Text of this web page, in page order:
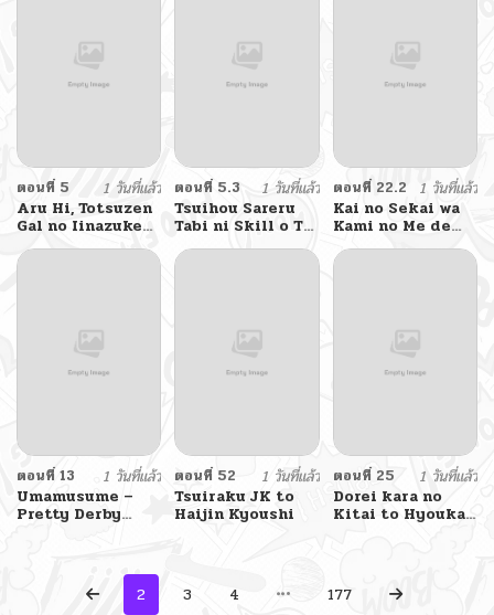
ตอนที่ 5
1 วันที่แล้ว
Aru Hi, Totsuzen
Gal no Iinazuke
ga Dekita
ตอนที่ 5.3
1 วันที่แล้ว
Tsuihou Sareru
Tabi ni Skill o Te
ni Ireta Ore ga,
100 no Isekai de
ตอนที่ 22.2
1 วันที่แล้ว
Kai no Sekai wa
Kami no Me de
irodzuku ~Ore
dake mieru
ตอนที่ 13
1 วันที่แล้ว
Umamusume –
Pretty Derby
ตอนที่ 52
1 วันที่แล้ว
Tsuiraku JK to
Haijin Kyoushi
ตอนที่ 25
1 วันที่แล้ว
Dorei kara no
Kitai to Hyouka
2
3 4 177